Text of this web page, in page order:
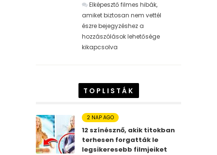
Elképesztő filmes hibák,
amiket biztosan nem vettél
észre bejegyzéshez a
hozzászólások lehetősége
kikapcsolva
TOPLISTÁK
2 NAP AGO
12 színésznő, akik titokban
terhesen forgatták le
legsikeresebb filmjeiket